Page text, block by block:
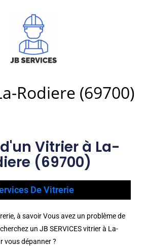
Rodiere (69700)
Vitrier à La-
(69700)
De Vitrerie
à savoir Vous avez un problème de
un JB SERVICES vitrier à La-
vous dépanner ?